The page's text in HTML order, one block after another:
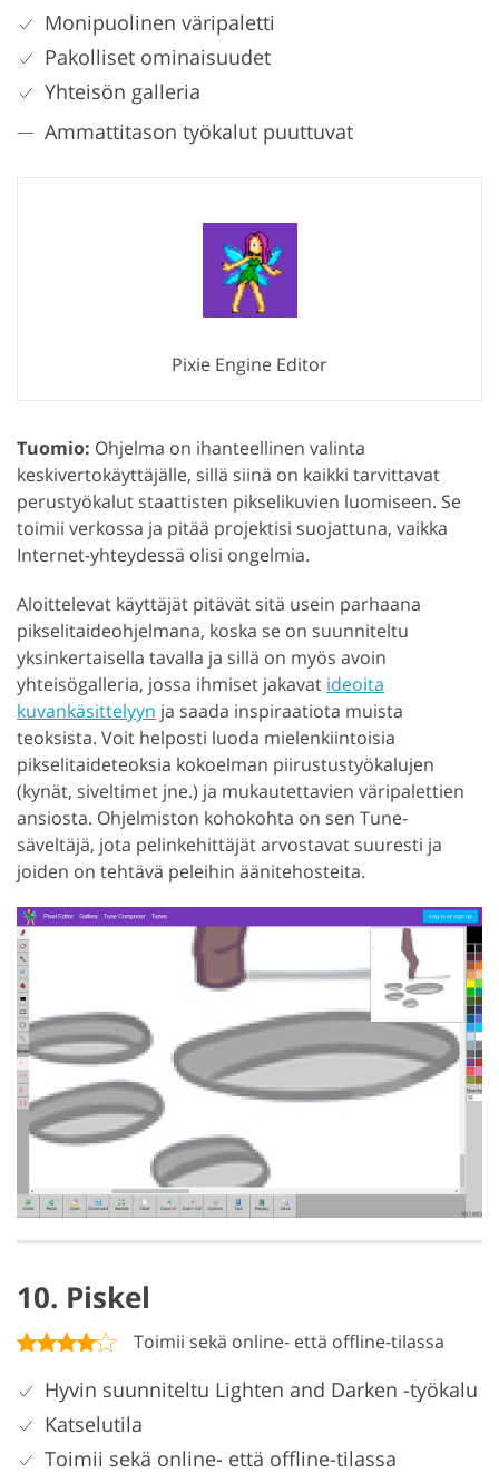
Monipuolinen väripaletti
Pakolliset ominaisuudet
Yhteisön galleria
Ammattitason työkalut puuttuvat
Pixie Engine Editor
Tuomio: Ohjelma on ihanteellinen valinta
keskivertokäyttäjälle, sillä siinä on kaikki tarvittavat
perustyökalut staattisten pikselikuvien luomiseen. Se
toimii verkossa ja pitää projektisi suojattuna, vaikka
Internet-yhteydessä olisi ongelmia.
Aloittelevat käyttäjät pitävät sitä usein parhaana
pikselitaideohjelmana, koska se on suunniteltu
yksinkertaisella tavalla ja sillä on myös avoin
yhteisögalleria, jossa ihmiset jakavat ideoita
kuvankäsittelyyn ja saada inspiraatiota muista
teoksista. Voit helposti luoda mielenkiintoisia
pikselitaideteoksia kokoelman piirustustyökalujen
(kynät, siveltimet jne.) ja mukautettavien väripalettien
ansiosta. Ohjelmiston kohokohta on sen Tune-
säveltäjä, jota pelinkehittäjät arvostavat suuresti ja
joiden on tehtävä peleihin äänitehosteita.
10. Piskel
Toimii sekä online- että offline-tilassa
Hyvin suunniteltu Lighten and Darken -työkalu
Katselutila
Toimii sekä online- että offline-tilassa